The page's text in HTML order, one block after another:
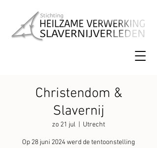
Christendom &
Slavernij
zo 21 jul Utrecht
Op 28 juni 2024 werd de tentoonstelling